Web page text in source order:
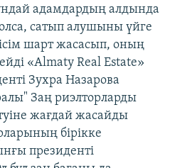
адамдардың алдында
сатып алушыны үйге
шарт жасасып, оның
«Almaty Real Estate»
Зухра Назарова
Заң риэлторларды
жағдай жасайды
бірікке
президенті